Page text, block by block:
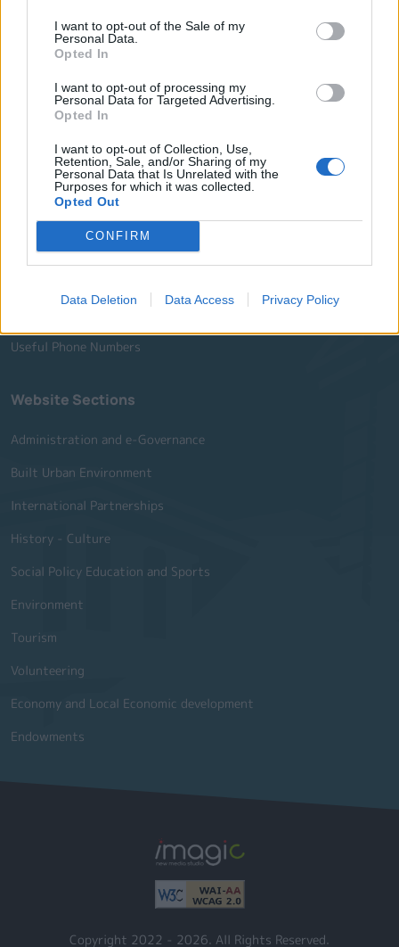
I want to opt-out of the Sale of my
Personal Data.
Opted In
I want to opt-out of processing my
Personal Data for Targeted Advertising.
Opted In
I want to opt-out of Collection, Use,
Retention, Sale, and/or Sharing of my
Personal Data that Is Unrelated with the
Purposes for which it was collected.
Opted Out
CONFIRM
Data Deletion Data Access Privacy Policy
Quick Actions
The Municipality
The Mayor
Deputy Mayors
City Council
Collective Bodies of the Municipality
Local Communities
Useful Phone Numbers
Website Sections
Administration and e-Governance
Built Urban Environment
International Partnerships
History - Culture
Social Policy Education and Sports
Environment
Tourism
Volunteering
Economy and Local Economic development
Endowments
Copyright 2022 - 2026. All Rights Reserved.